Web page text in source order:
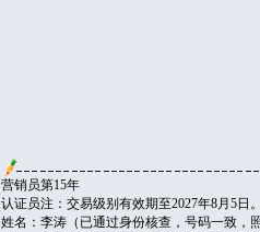
营销员第15年
认证员注：交易级别有效期至2027年8月5日
姓名：李涛（已通过身份核查，号码一致，